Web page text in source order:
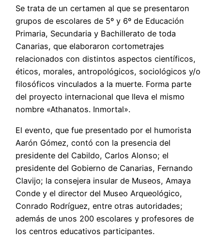
Se trata de un certamen al que se presentaron
grupos de escolares de 5º y 6º de Educación
Primaria, Secundaria y Bachillerato de toda
Canarias, que elaboraron cortometrajes
relacionados con distintos aspectos científicos,
éticos, morales, antropológicos, sociológicos y/o
filosóficos vinculados a la muerte. Forma parte
del proyecto internacional que lleva el mismo
nombre «Athanatos. Inmortal».
El evento, que fue presentado por el humorista
Aarón Gómez, contó con la presencia del
presidente del Cabildo, Carlos Alonso; el
presidente del Gobierno de Canarias, Fernando
Clavijo; la consejera insular de Museos, Amaya
Conde y el director del Museo Arqueológico,
Conrado Rodríguez, entre otras autoridades;
además de unos 200 escolares y profesores de
los centros educativos participantes.